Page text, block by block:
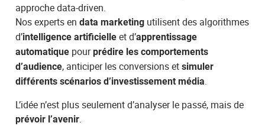
approche data-driven.
Nos experts endata marketing utilisent des algorithmes
d’intelligence artificielle et d’apprentissage
automatique pourprédire les comportements
d’audience, anticiper les conversions etsimuler
différents scénarios d’investissement média.
L’idée n’est plus seulement d’analyser le passé, mais de
prévoir l’avenir.